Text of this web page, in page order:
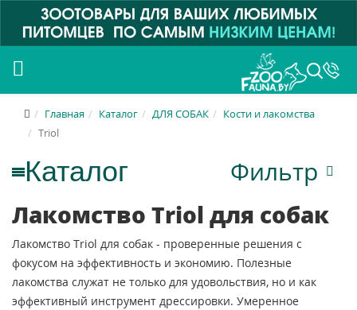
Главная Каталог ДЛЯ СОБАК
Кости и лакомства
Triol
Фильтр
Лакомство Triol для собак
Лакомство Triol для собак - проверенные решения с
фокусом на эффективность и экономию. Полезные
лакомства служат не только для удовольствия, но и как
эффективный инструмент дрессировки. Умеренное